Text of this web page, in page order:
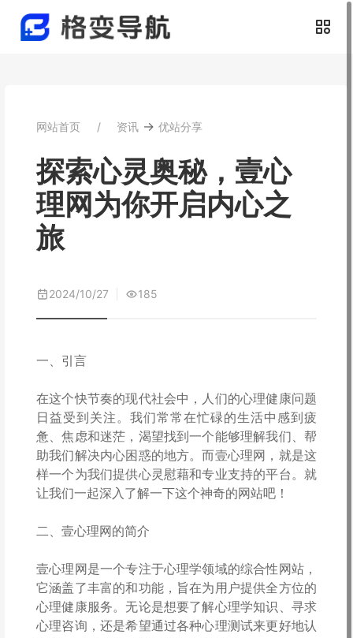
网站首页 资讯 → 优站分享
探索心灵奥秘，壹心
理网为你开启内心之
旅
2024/10/27 185
一、引言
在这个快节奏的现代社会中，人们的心理健康问题
日益受到关注。我们常常在忙碌的生活中感到疲
惫、焦虑和迷茫，渴望找到一个能够理解我们、帮
助我们解决内心困惑的地方。而壹心理网，就是这
样一个为我们提供心灵慰藉和专业支持的平台。就
让我们一起深入了解一下这个神奇的网站吧！
二、壹心理网的简介
壹心理网是一个专注于心理学领域的综合性网站，
它涵盖了丰富的和功能，旨在为用户提供全方位的
心理健康服务。无论是想要了解心理学知识、寻求
心理咨询，还是希望通过各种心理测试来更好地认